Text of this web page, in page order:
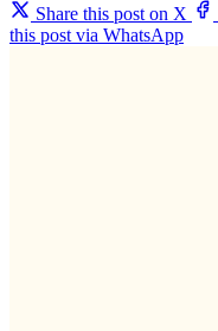
Share this post on X
this post via WhatsApp